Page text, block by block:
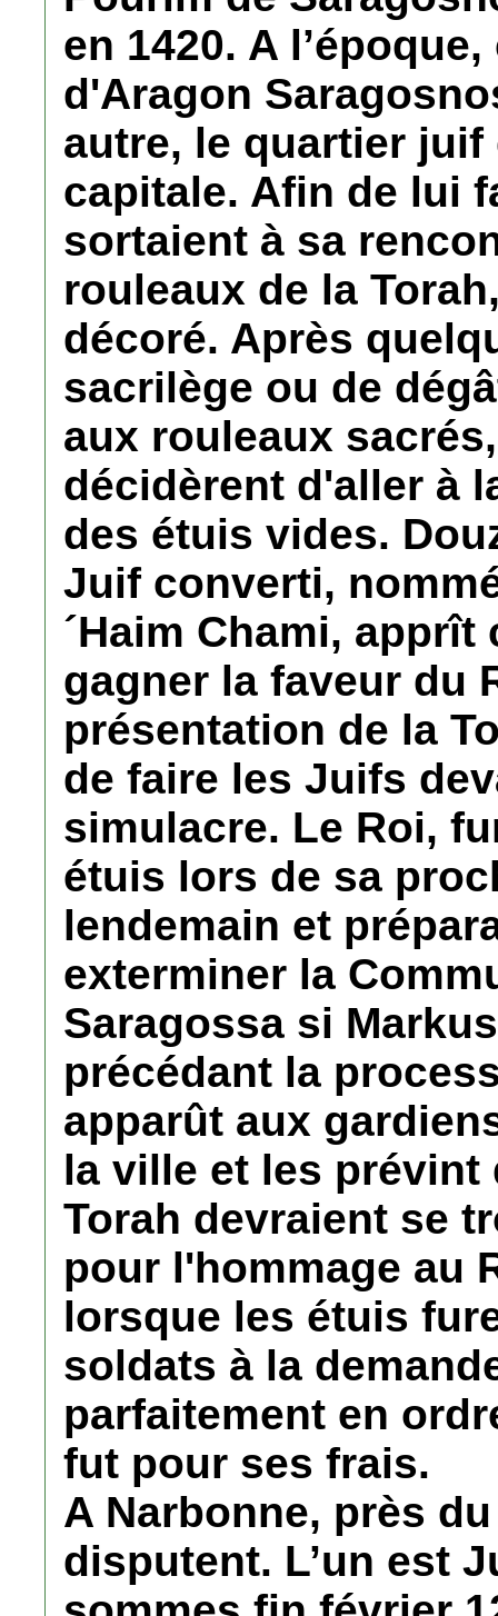
en 1420. A
d'Aragon
autre, le quartier juif
capitale. Afin de lui
sortaient à sa
rouleaux de la
décoré. Après
sacrilège ou de
aux rouleaux
décidèrent d'aller à
des étuis vides.
Juif converti,
´Haim Chami,
gagner la faveur du
présentation de la
de faire les Juifs
simulacre. Le Roi,
étuis lors de sa
lendemain et
exterminer la
Saragossa si
précédant la
apparût aux
la ville et les prévint
Torah devraient se
pour l'hommage au
lorsque les étuis
soldats à la
parfaitement en
fut pour ses frais.
A Narbonne, près
disputent. L’un est